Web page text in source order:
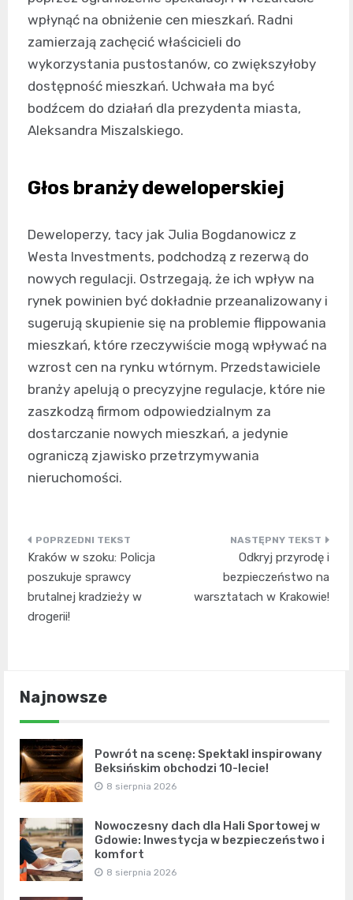
wpłynąć na obniżenie cen mieszkań. Radni
zamierzają zachęcić właścicieli do
wykorzystania pustostanów, co zwiększyłoby
dostępność mieszkań. Uchwała ma być
bodźcem do działań dla prezydenta miasta,
Aleksandra Miszalskiego.
Głos branży deweloperskiej
Deweloperzy, tacy jak Julia Bogdanowicz z
Westa Investments, podchodzą z rezerwą do
nowych regulacji. Ostrzegają, że ich wpływ na
rynek powinien być dokładnie przeanalizowany i
sugerują skupienie się na problemie flippowania
mieszkań, które rzeczywiście mogą wpływać na
wzrost cen na rynku wtórnym. Przedstawiciele
branży apelują o precyzyjne regulacje, które nie
zaszkodzą firmom odpowiedzialnym za
dostarczanie nowych mieszkań, a jedynie
ograniczą zjawisko przetrzymywania
nieruchomości.
Nawigacja
wpisu
Kraków w szoku: Policja
poszukuje sprawcy
brutalnej kradzieży w
drogerii!
Odkryj przyrodę i
bezpieczeństwo na
warsztatach w Krakowie!
Najnowsze
Powrót na scenę: Spektakl inspirowany
Beksińskim obchodzi 10-lecie!
8 sierpnia 2026
Nowoczesny dach dla Hali Sportowej w
Gdowie: Inwestycja w bezpieczeństwo i
komfort
8 sierpnia 2026